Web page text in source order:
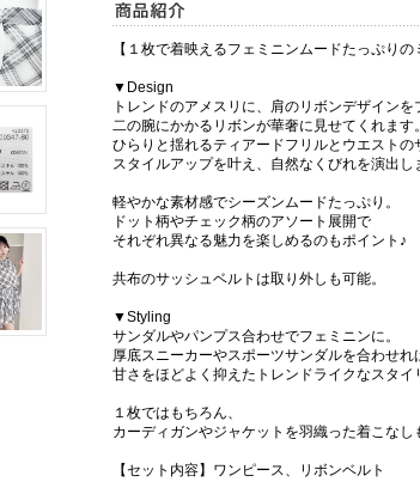
【１枚で着映えるフェミニンムードたっぷりの
▼Design
トレンドのアメスリに、肩のリボンデザインを
二の腕にかかるリボンが華奢に見せてくれます。
ひらりと揺れるティアードフリルとウエストの
スタイルアップを叶え、自然なくびれを演出し
軽やかな素材感でシーズンムードたっぷり。
ドット柄やチェック柄のアソート展開で
それぞれ異なる魅力を楽しめるのもポイント♪
共布のサッシュベルトは取り外しも可能。
▼Styling
サンダルやパンプス合わせでフェミニンに。
厚底スニーカーやスポーツサンダルを合わせれ
甘さをほどよく抑えたトレンドライクなスタ
１枚ではもちろん、
カーディガンやジャケットを羽織った着こなし
【セット内容】ワンピース、リボンベルト